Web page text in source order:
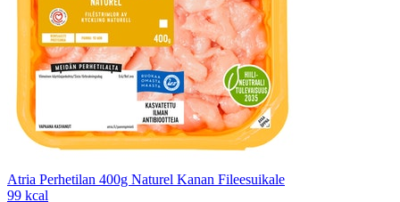
Atria Perhetilan 400g Naturel Kanan Fileesuikale
99 kcal